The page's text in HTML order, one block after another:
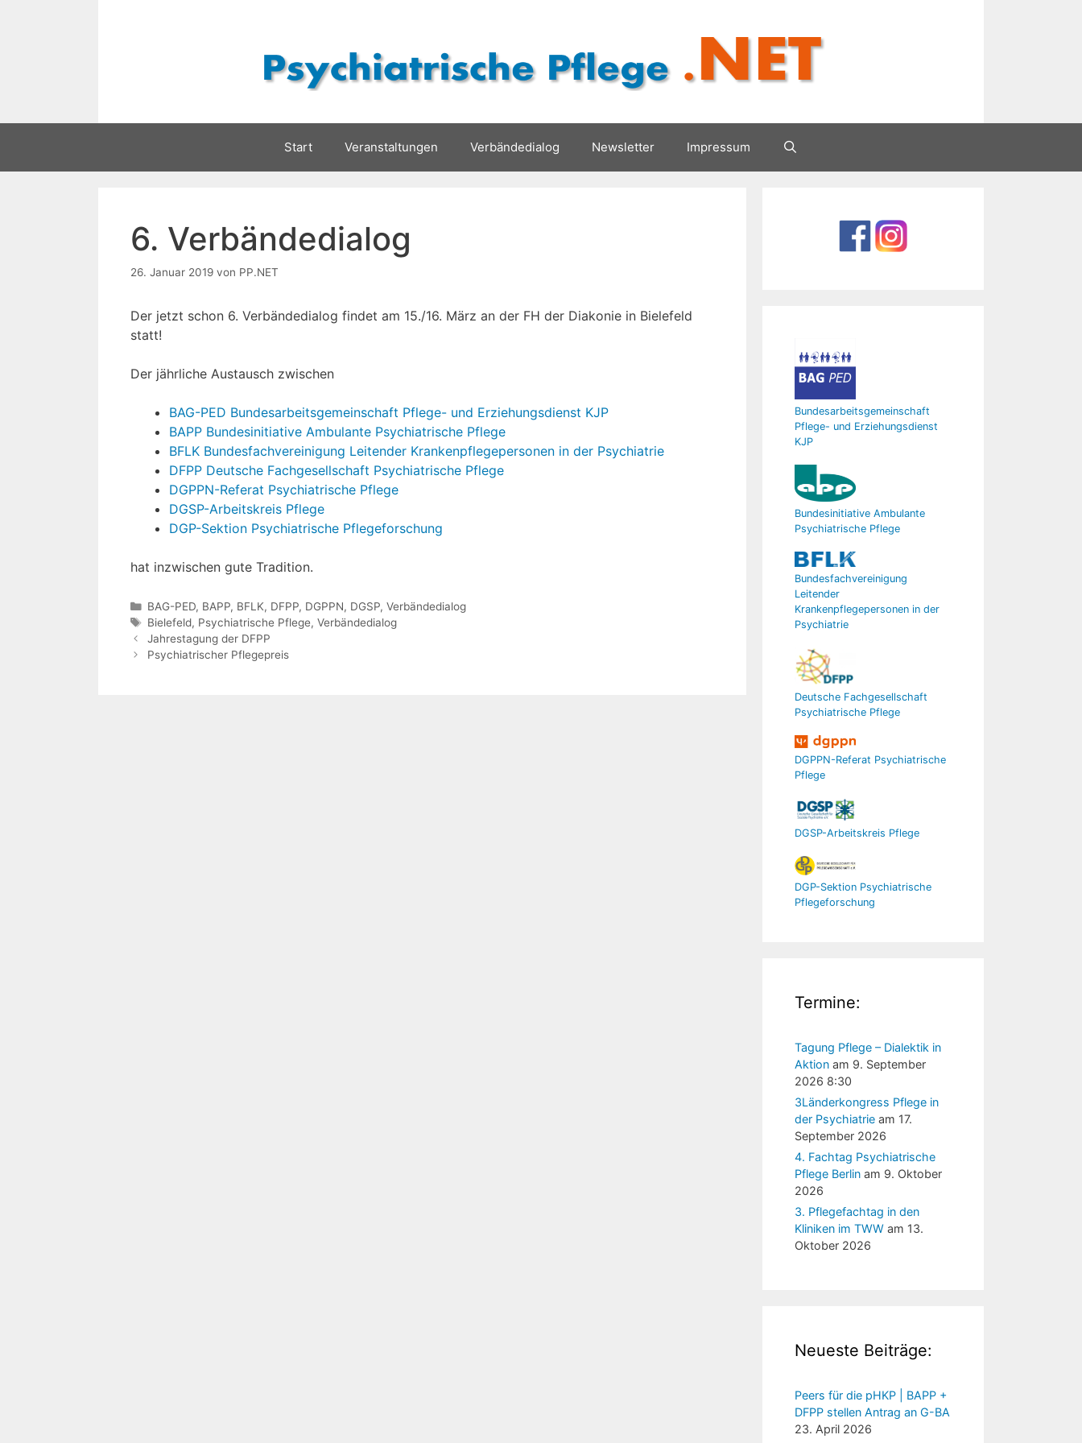
Start Veranstaltungen Verbändedialog Newsletter Impressum
6. Verbändedialog
26. Januar 2019 von PP.NET
Der jetzt schon 6. Verbändedialog findet am 15./16. März an der FH der Diakonie in Bielefeld
statt!
Der jährliche Austausch zwischen
BAG-PED Bundesarbeitsgemeinschaft Pflege- und Erziehungsdienst KJP
BAPP Bundesinitiative Ambulante Psychiatrische Pflege
BFLK Bundesfachvereinigung Leitender Krankenpflegepersonen in der Psychiatrie
DFPP Deutsche Fachgesellschaft Psychiatrische Pflege
DGPPN-Referat Psychiatrische Pflege
DGSP-Arbeitskreis Pflege
DGP-Sektion Psychiatrische Pflegeforschung
hat inzwischen gute Tradition.
Kategorien
BAG-PED, BAPP, BFLK, DFPP, DGPPN, DGSP,Verbändedialog
Schlagwörter
Bielefeld, Psychiatrische Pflege,Verbändedialog
Jahrestagung der DFPP
Psychiatrischer Pflegepreis
Bundesarbeitsgemeinschaft
Pflege- und Erziehungsdienst
KJP
Bundesinitiative Ambulante
Psychiatrische Pflege
Bundesfachvereinigung
Leitender
Krankenpflegepersonen in der
Psychiatrie
Deutsche Fachgesellschaft
Psychiatrische Pflege
DGPPN-Referat Psychiatrische
Pflege
DGSP-Arbeitskreis Pflege
DGP-Sektion Psychiatrische
Pflegeforschung
Termine:
Tagung Pflege – Dialektik in
Aktion am 9. September
2026 8:30
3Länderkongress Pflege in
der Psychiatrie am 17.
September 2026
4. Fachtag Psychiatrische
Pflege Berlin am 9. Oktober
2026
3. Pflegefachtag in den
Kliniken im TWW am 13.
Oktober 2026
Neueste Beiträge:
Peers für die pHKP | BAPP +
DFPP stellen Antrag an G-BA
23. April 2026